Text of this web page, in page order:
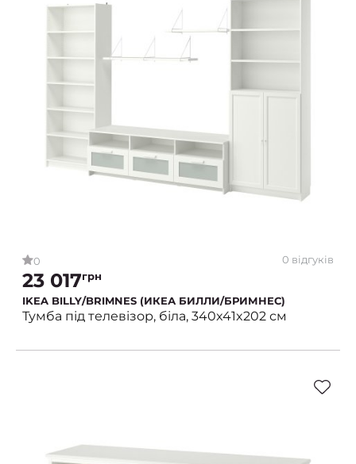
0 0 відгуків
23 017грн
IKEA BILLY/BRIMNES (ИКЕА БИЛЛИ/БРИМНЕС)
Тумба під телевізор, біла, 340x41x202 см